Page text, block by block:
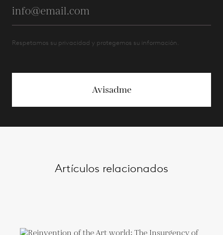
Respetamos su privacidad y protegemos su información.
Avisadme
Artículos relacionados